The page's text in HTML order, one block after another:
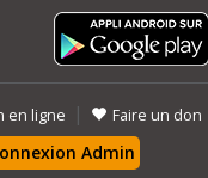
en ligne | Faire un don
Admin